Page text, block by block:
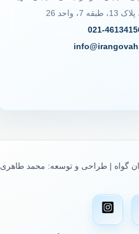
26
46134156-